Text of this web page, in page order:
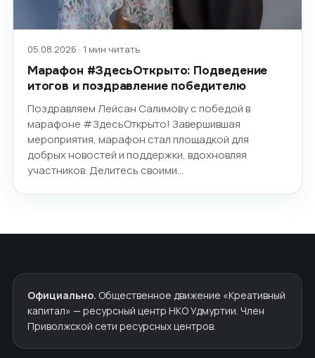
05.08.2026 · 1 мин читать
Марафон #ЗдесьОткрыто: Подведение
итогов и поздравление победителю
Поздравляем Лейсан Салимову с победой в
марафоне #ЗдесьОткрыто! Завершившая
мероприятия, марафон стал площадкой для
добрых новостей и поддержки, вдохновляя
участников. Делитесь своими…
Официально. Общественное движение «Креативный
капитал» — ресурсный центр НКО Удмуртии. Член
Приволжской сети ресурсных центров.